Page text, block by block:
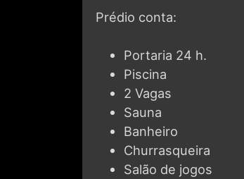
Prédio conta:
Portaria 24 h.
Piscina
2 Vagas
Sauna
Banheiro
Churrasqueira
Salão de jogos